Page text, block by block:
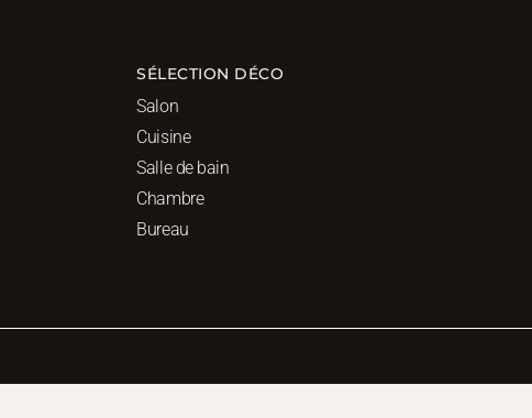
SÉLECTION DÉCO
Salon
Cuisine
Salle de bain
Chambre
Bureau